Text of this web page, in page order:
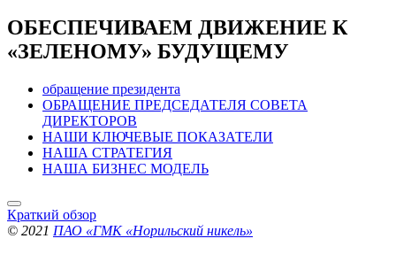
ОБЕСПЕЧИВАЕМ ДВИЖЕНИЕ К
«ЗЕЛЕНОМУ» БУДУЩЕМУ
обращение президента
ОБРАЩЕНИЕ ПРЕДСЕДАТЕЛЯ СОВЕТА
ДИРЕКТОРОВ
НАШИ КЛЮЧЕВЫЕ ПОКАЗАТЕЛИ
НАША СТРАТЕГИЯ
НАША БИЗНЕС МОДЕЛЬ
Краткий обзор
© 2021 ПАО «ГМК «Норильский никель»